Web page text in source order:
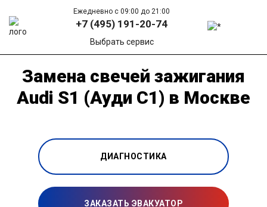
Ежедневно с 09:00 до 21:00
+7 (495) 191-20-74
Выбрать сервис
Замена свечей зажигания
Audi S1 (Ауди С1) в Москве
ДИАГНОСТИКА
ЗАКАЗАТЬ ЭВАКУАТОР